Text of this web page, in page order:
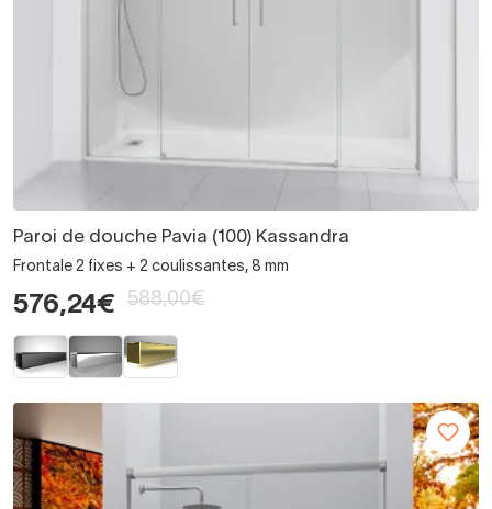
Paroi de douche Pavia (100) Kassandra
Frontale 2 fixes + 2 coulissantes, 8 mm
576,24€ 588,00€